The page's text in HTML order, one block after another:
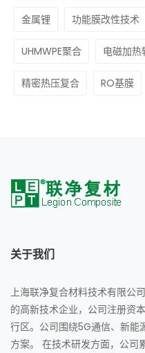
金属锂 功能膜改性技术
UHMWPE聚合 电磁加热
精密热压复合 RO基膜
关于我们
上海联净复合材料技术有限公
的高新技术企业，公司注册资
行区。公司围绕5G通信、新能
方案。 在技术研发方面，公司